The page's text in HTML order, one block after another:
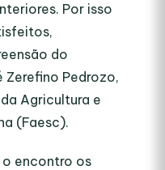
Por isso
do
Zerefino Pedrozo,
Agricultura e
(Faesc).
encontro os